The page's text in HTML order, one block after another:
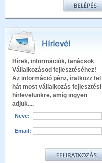
Hírek, információk, tanácsok
Vállalkozásod fejlesztéséhez!
Az információ pénz, íratkozz fel
hát most vállalkozás fejlesztési
hírlevelünkre, amíg ingyen
adjuk....
Neve:
Email: